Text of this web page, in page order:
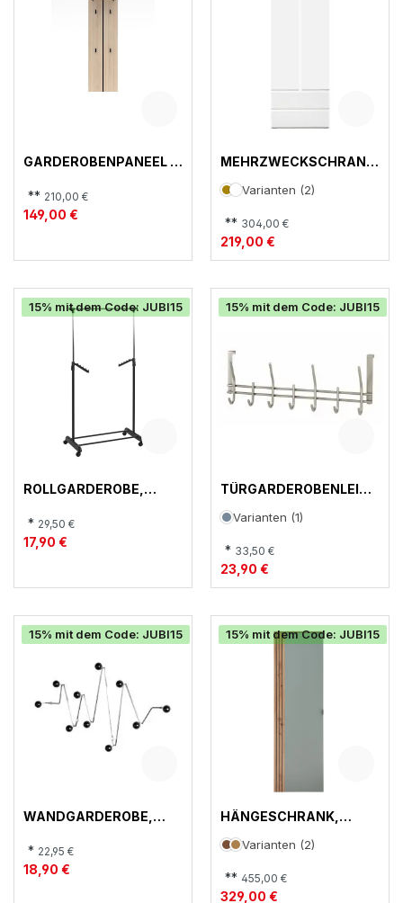
GARDEROBENPANEEL ,
** 210,00 €
149,00 €
MEHRZWECKSCHRANK,
Varianten (2)
** 304,00 €
219,00 €
15% mit dem Code: JUBI15
ROLLGARDEROBE,
* 29,50 €
17,90 €
15% mit dem Code: JUBI15
TÜRGARDEROBENLEIST
Varianten (1)
* 33,50 €
23,90 €
15% mit dem Code: JUBI15
WANDGARDEROBE,
* 22,95 €
18,90 €
15% mit dem Code: JUBI15
HÄNGESCHRANK,
Varianten (2)
** 455,00 €
329,00 €